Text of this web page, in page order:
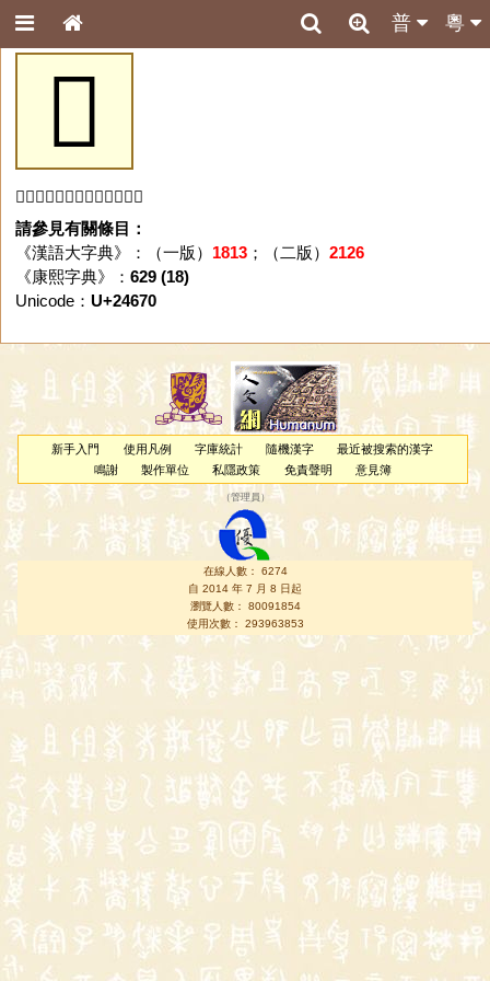
粵
普
𤙰
「𤙰」字未收錄於本資料庫。
請參見有關條目：
《漢語大字典》：（一版） 1813；（二版） 2126
《康熙字典》： 629 (18)
Unicode： U+24670
新手入門 使用凡例 字庫統計 隨機漢字
最近被搜索的漢字
鳴謝
製作單位 私隱政策 免責聲明 意見簿
（管理員 ）
在線人數： 6274
自 2014 年 7 月 8 日起
瀏覽人數： 80091854
使用次數： 293963853